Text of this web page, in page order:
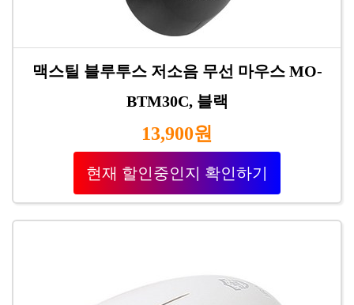
맥스틸 블루투스 저소음 무선 마우스 MO-
BTM30C, 블랙
13,900원
현재 할인중인지 확인하기